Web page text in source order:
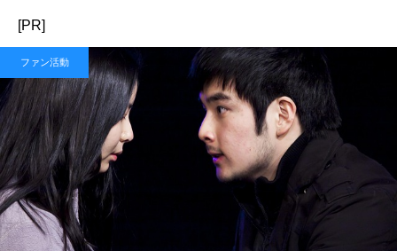
[PR]
ファン活動